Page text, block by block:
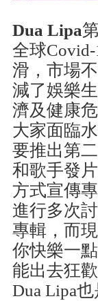
Dua Lipa
全球
滑，市場
減了娛樂
濟及健康
大家面臨
要推出第
和歌手發
方式宣傳
進行多次
專輯，而
你快樂一
能出去狂
Dua Lipa